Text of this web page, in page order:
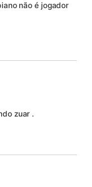
não é jogador
zuar .